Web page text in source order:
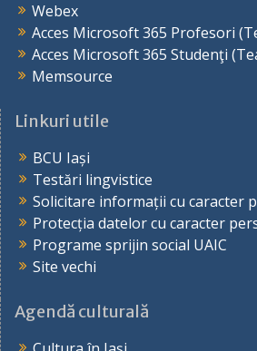
Webex
Acces Microsoft 365 Profesori
Acces Microsoft 365 Studenţi
Memsource
Linkuri utile
BCU Iași
Testări lingvistice
Solicitare informații cu caracter
Protecția datelor cu caracter
Programe sprijin social UAIC
Site vechi
Agendă culturală